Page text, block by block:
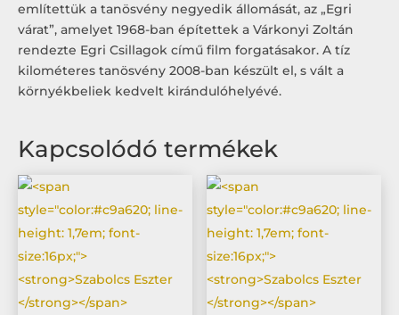
említettük a tanösvény negyedik állomását, az „Egri
várat”, amelyet 1968-ban építettek a Várkonyi Zoltán
rendezte Egri Csillagok című film forgatásakor. A tíz
kilométeres tanösvény 2008-ban készült el, s vált a
környékbeliek kedvelt kirándulóhelyévé.
Kapcsolódó termékek